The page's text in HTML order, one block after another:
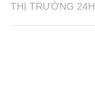
THỊ TRƯỜNG 24H